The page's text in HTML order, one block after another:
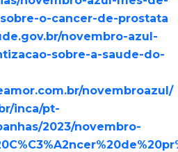
o-cancer-de-prostata
novembro-azul-
sobre-a-saude-do-
novembroazul/
inca/pt-
2023/novembro-
Outros